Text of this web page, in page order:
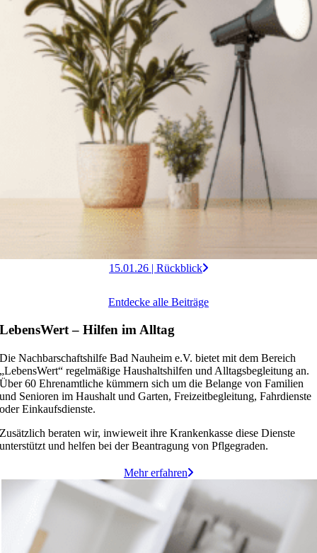
15.01.26 | Rückblick
Entdecke alle Beiträge
LebensWert – Hilfen im Alltag
Die Nachbarschaftshilfe Bad Nauheim e.V. bietet mit dem Bereich
„LebensWert“ regelmäßige Haushaltshilfen und Alltagsbegleitung an.
Über 60 Ehrenamtliche kümmern sich um die Belange von Familien
und Senioren im Haushalt und Garten, Freizeitbegleitung, Fahrdienste
oder Einkaufsdienste.
Zusätzlich beraten wir, inwieweit ihre Krankenkasse diese Dienste
unterstützt und helfen bei der Beantragung von Pflgegraden.
Mehr erfahren